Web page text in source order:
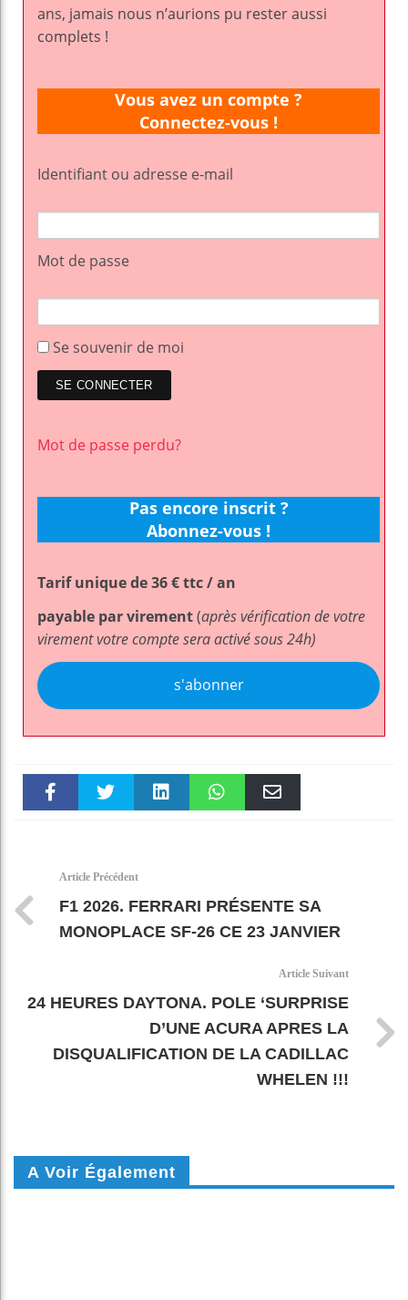
ans, jamais nous n’aurions pu rester aussi
complets !
Vous avez un compte ?
Connectez-vous !
Identifiant ou adresse e-mail
Mot de passe
Se souvenir de moi
Mot de passe perdu?
Pas encore inscrit ?
Abonnez-vous !
Tarif unique de 36 € ttc / an
payable par virement(après vérification de votre
virement votre compte sera activé sous 24h)
s'abonner
Article Précédent
F1 2026. FERRARI PRÉSENTE SA
MONOPLACE SF-26 CE 23 JANVIER
Article Suivant
24 HEURES DAYTONA. POLE ‘SURPRISE
D’UNE ACURA APRES LA
DISQUALIFICATION DE LA CADILLAC
WHELEN !!!
A Voir Également